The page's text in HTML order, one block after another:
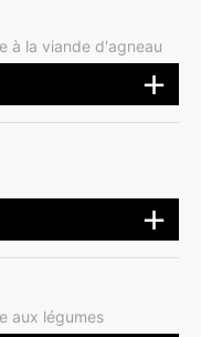
à la viande d'agneau
aux légumes